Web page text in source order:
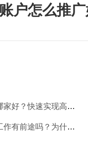
户怎么推
速实现高回报哪家强？
吗？为什么待遇那么高